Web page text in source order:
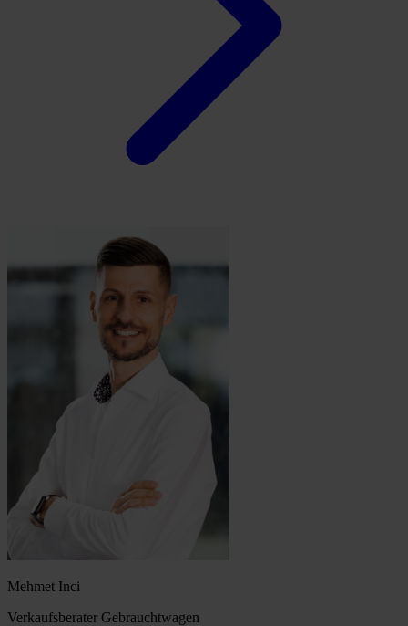
Mehmet Inci
Verkaufsberater Gebrauchtwagen